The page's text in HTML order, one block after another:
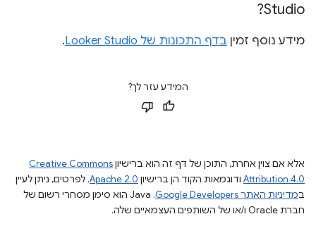
Studio?
מידע נוסף זמין בדף התכונות של Looker Studio .
המידע עזר לך?
אלא אם צוין אחרת, התוכן של דף זה הוא ברישיוןCreative Commons
Attribution 4.0 ודוגמאות הקוד הן ברישיון Apache 2.0. לפרטים, ניתן לעיין
במדיניות האתר Google Developers‏
.‏ Java הוא סימן מסחרי רשום של
חברת Oracle ו/או של השותפים העצמאיים שלה.